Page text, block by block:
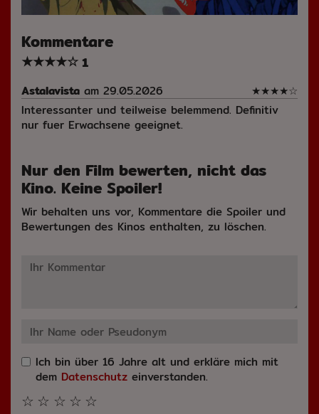
Kommentare
★★★★☆1
Astalavista am 29.05.2026 ★★★★☆
Interessanter und teilweise belemmend. Definitiv
nur fuer Erwachsene geeignet.
Nur den Film bewerten, nicht das
Kino. Keine Spoiler!
Wir behalten uns vor, Kommentare die Spoiler und
Bewertungen des Kinos enthalten, zu löschen.
Ich bin über 16 Jahre alt und erkläre mich mit
dem Datenschutz einverstanden.
☆
☆
☆
☆
☆